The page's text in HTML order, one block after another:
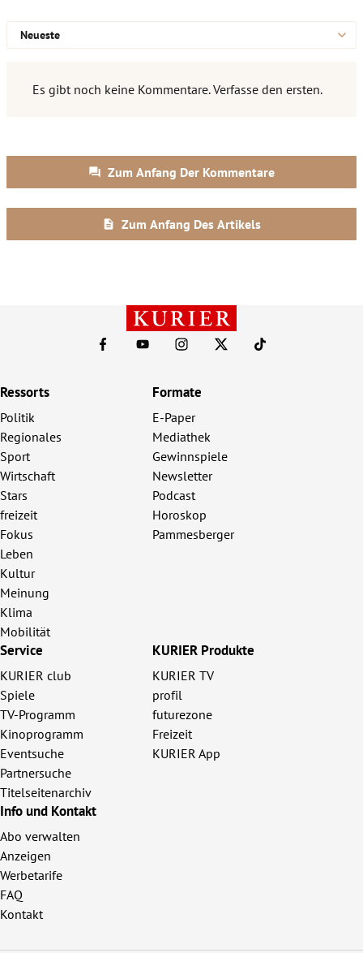
Ressorts
Politik
Regionales
Sport
Wirtschaft
Stars
freizeit
Fokus
Leben
Kultur
Meinung
Klima
Mobilität
Formate
E-Paper
Mediathek
Gewinnspiele
Newsletter
Podcast
Horoskop
Pammesberger
Service
KURIER club
Spiele
TV-Programm
Kinoprogramm
Eventsuche
Partnersuche
Titelseitenarchiv
KURIER Produkte
KURIER TV
profil
futurezone
Freizeit
KURIER App
Info und Kontakt
Abo verwalten
Anzeigen
Werbetarife
FAQ
Kontakt